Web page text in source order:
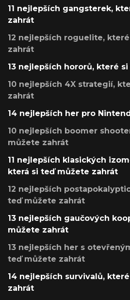
11 nejlepších gangsterek,
zahrát
12 nejlepších roguelite,
zahrát
13 nejlepších hororů, které
10 nejlepších 4X strategií,
zahrát
14 nejlepších her pro
10 nejlepších boomer
můžete zahrát
11 nejlepších klasických
která si teď můžete zahrát
12 nejlepších
teď můžete zahrát
13 nejlepších gaučových
můžete zahrát
13 nejlepších her s
teď můžete zahrát
14 nejlepších survivalů,
zahrát